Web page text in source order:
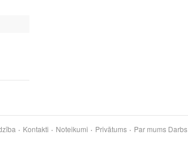
Kontakti Noteikumi Privātums Par mums Darbs